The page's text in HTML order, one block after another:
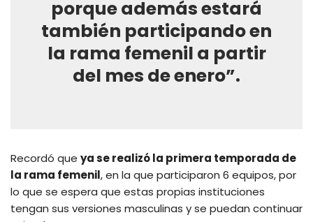
porque además estará
también participando en
la rama femenil a partir
del mes de enero”.
Recordó que ya se realizó la primera temporada de
la rama femenil, en la que participaron 6 equipos, por
lo que se espera que estas propias instituciones
tengan sus versiones masculinas y se puedan continuar